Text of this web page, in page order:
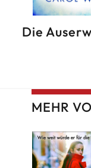
Die
MEHR